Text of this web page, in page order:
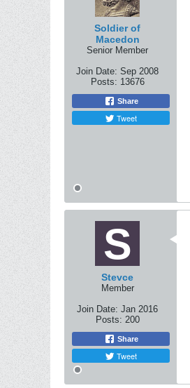
Soldier of
Macedon
Senior Member
Join Date: Sep 2008
Posts: 13676
Share
Tweet
Stevce
Member
Join Date: Jan 2016
Posts: 200
Share
Tweet